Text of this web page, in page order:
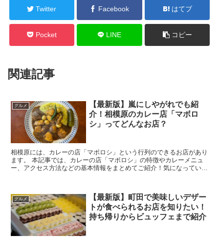
Twitter Facebook はてブ
Pocket LINE コピー
関連記事
グルメ
【最新版】嵐にしやがれでも紹
介！相模原のカレー店「マボロ
シ」ってどんなお店？
相模原には、カレーの店「マボロシ」という行列のできるお店があり
ます。 本記事では、カレーの店「マボロシ」の特徴やカレーメニュ
ー、アクセス方法などの基本情報をまとめてご紹介！気になっていた
グルメ
【最新版】町田で美味しいデザー
トが食べられるお店を知りたい！
持ち帰りからビュッフェまで紹介